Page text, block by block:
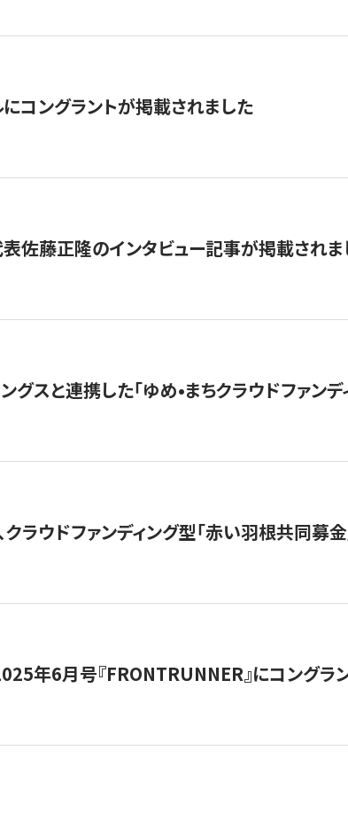
コングラントが掲載されました
佐藤正隆のインタビュー記事が掲載されま
グスと連携した「ゆめ•まちクラウドファン
クラウドファンディング型「赤い羽根共同
年6月号『FRONTRUNNER』にコングラ